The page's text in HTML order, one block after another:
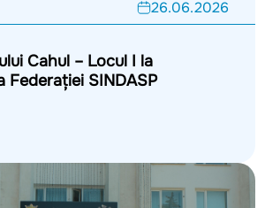
26.06.2026
Cahul – Locul I la
Federației SINDASP